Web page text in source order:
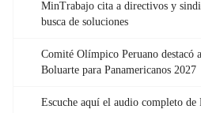
MinTrabajo cita a directivos y
busca de soluciones
Comité Olímpico Peruano destacó
Boluarte para Panamericanos 2027
Escuche aquí el audio completo de